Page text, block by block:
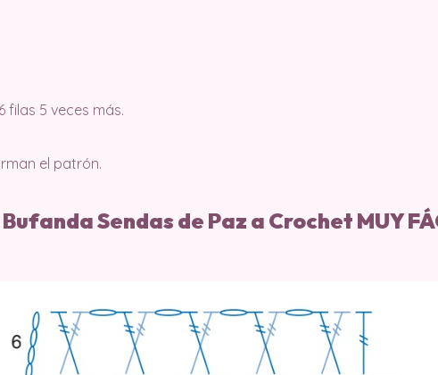
filas 5 veces más.
el patrón.
Sendas de Paz a Crochet MUY